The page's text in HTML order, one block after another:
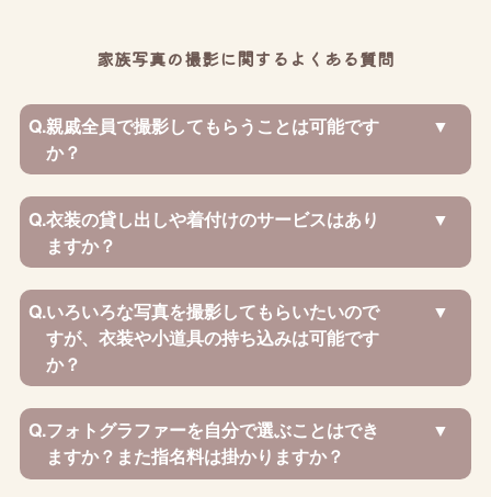
家族写真の撮影に関するよくある質問
Q.親戚全員で撮影してもらうことは可能です
か？
Q.衣装の貸し出しや着付けのサービスはあり
ますか？
Q.いろいろな写真を撮影してもらいたいので
すが、衣装や小道具の持ち込みは可能です
か？
Q.フォトグラファーを自分で選ぶことはでき
ますか？また指名料は掛かりますか？